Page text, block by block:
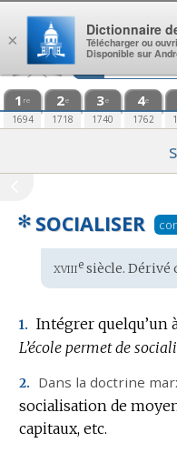
Aller au contenu
1 re
1694
2e
1718
3e
1740
4e
1762
✻ SOCIALISER
Étymologie
:
xviiiesiècle. Dérivé
1. Intégrer quelqu’un
L’école permet de
2. Dans la doctrine
socialisation de
capitaux, etc.
×
Dictionnaire
Télécharger ou
Disponible sur